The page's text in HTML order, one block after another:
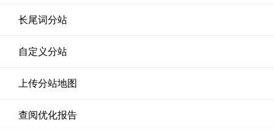
长尾词分站
自定义分站
上传分站地图
查阅优化报告